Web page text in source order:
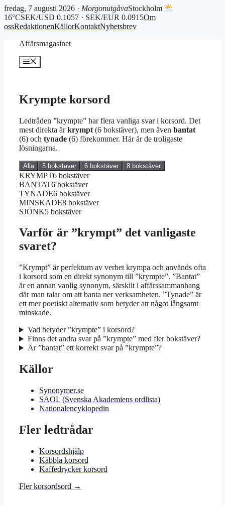
fredag, 7 augusti 2026 · MorgonutgåvaStockholm
16°CSEK/USD 0.1057 · SEK/EUR 0.0915Om
ossRedaktionenKällorKontaktNyhetsbrev
Affärsmagasinet
Meny
Krympte korsord
Ledtråden ”krympte” har flera vanliga svar i korsord. Det
mest direkta ärkrympt (6 bokstäver), men även bantat
(6) och tynade (6) förekommer. Här är de troligaste
lösningarna.
Alla 5 bokstäver 6 bokstäver 8 bokstäver
KRYMPT6 bokstäver
BANTAT6 bokstäver
TYNADE6 bokstäver
MINSKADE8 bokstäver
SJÖNK5 bokstäver
Varför är ”krympt” det vanligaste
svaret?
”Krympt” är perfektum av verbet krympa och används ofta
i korsord som en direkt synonym till ”krympte”. ”Bantat”
är en annan vanlig synonym, särskilt i affärssammanhang
där man talar om att banta ner verksamheten. ”Tynade” är
ett mer poetiskt alternativ som betyder att något långsamt
minskade.
Vad betyder ”krympte” i korsord?
Finns det andra svar på ”krympte” med fler bokstäver?
Är ”bantat” ett korrekt svar på ”krympte”?
Källor
Synonymer.se
SAOL (Svenska Akademiens ordlista)
Nationalencyklopedin
Fler ledtrådar
Korsordshjälp
Käbbla korsord
Kaffedrycker korsord
Fler korsordsord →